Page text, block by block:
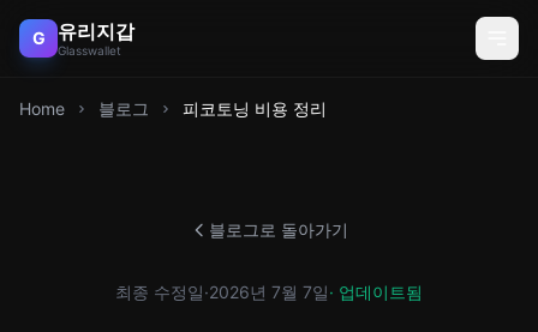
G 유리지갑
Glasswallet
Home 블로그 피코토닝 비용 정리
블로그로 돌아가기
최종 수정일·2026년 7월 7일· 업데이트됨